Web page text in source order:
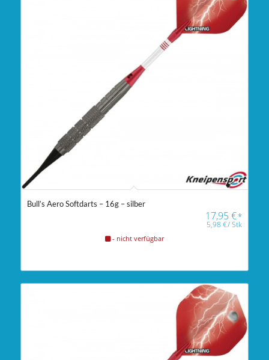
Bull’s Aero Softdarts – 16g – silber
17,95€*
5,98€/Stk
- nicht verfügbar